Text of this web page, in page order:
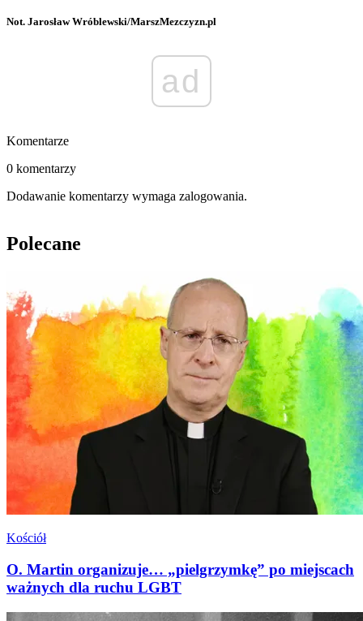
Not. Jarosław Wróblewski/MarszMezczyzn.pl
ad
Komentarze
0 komentarzy
Dodawanie komentarzy wymaga zalogowania.
Polecane
Kościół
O. Martin organizuje… „pielgrzymkę” po miejscach
ważnych dla ruchu LGBT